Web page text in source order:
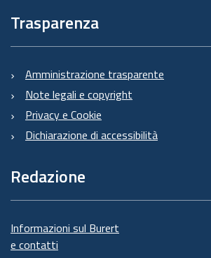
Trasparenza
Amministrazione trasparente
Note legali e copyright
Privacy e Cookie
Dichiarazione di accessibilità
Redazione
Informazioni sul Burert
e contatti